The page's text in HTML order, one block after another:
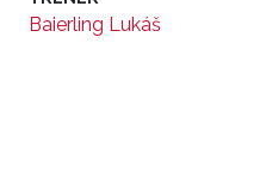
Baierling Lukáš